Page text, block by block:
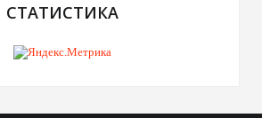
СТАТИСТИКА